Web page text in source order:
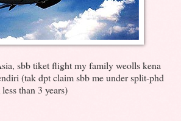
sbb tiket flight my family weolls kena
(tak dpt claim sbb me under split-phd
than 3 years)